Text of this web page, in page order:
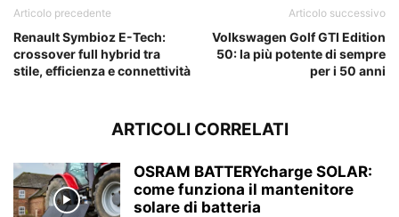
Articolo precedente
Renault Symbioz E-Tech:
crossover full hybrid tra
stile, efficienza e connettività
Articolo successivo
Volkswagen Golf GTI Edition
50: la più potente di sempre
per i 50 anni
ARTICOLI CORRELATI
OSRAM BATTERYcharge SOLAR:
come funziona il mantenitore
solare di batteria